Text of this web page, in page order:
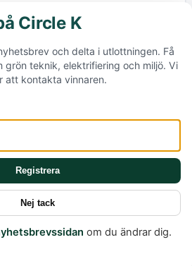
till en enskild produkt, bör
ur ett
även dolda kostnader som
inkluderas. Att
kunder kan också hjälpa till att
dessa värden. Dessutom
som beskattning av
en viktig roll för att göra de
konkreta.
är inte bara en fråga om nya
ett grundläggande skifte i
Circle K
och delta i utlottningen. Få
grön teknik, elektrifiering och miljö. Vi
att kontakta vinnaren.
Registrera
Nej tack
om du ändrar dig.